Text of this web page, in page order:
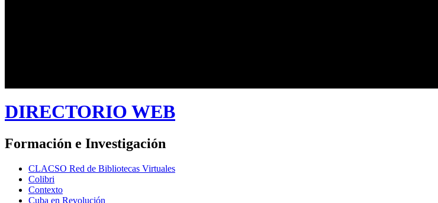
DIRECTORIO WEB
Formación e Investigación
CLACSO Red de Bibliotecas Virtuales
Colibri
Contexto
Cuba en Revolución